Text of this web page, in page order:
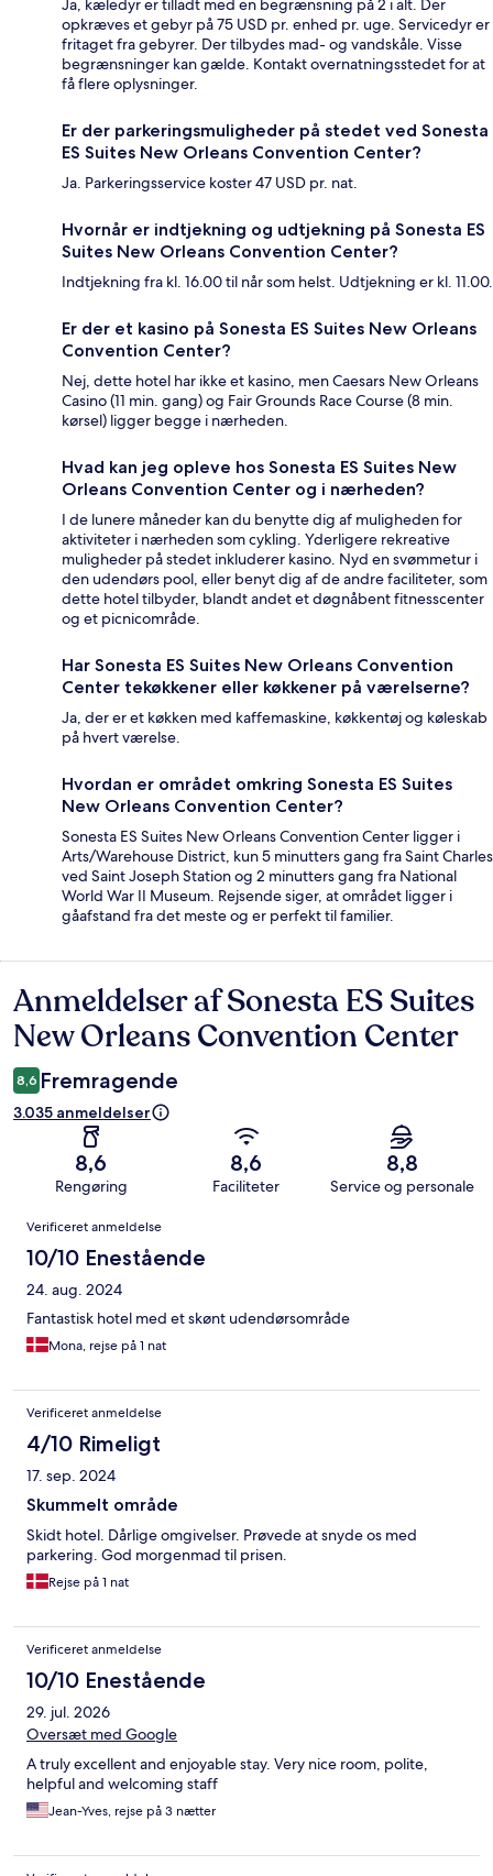
Ja, kæledyr er tilladt med en begrænsning på 2 i alt. Der
opkræves et gebyr på 75 USD pr. enhed pr. uge. Servicedyr er
fritaget fra gebyrer. Der tilbydes mad- og vandskåle. Visse
begrænsninger kan gælde. Kontakt overnatningsstedet for at
få flere oplysninger.
Er der parkeringsmuligheder på stedet ved Sonesta
ES Suites New Orleans Convention Center?
Ja. Parkeringsservice koster 47 USD pr. nat.
Hvornår er indtjekning og udtjekning på Sonesta ES
Suites New Orleans Convention Center?
Indtjekning fra kl. 16.00 til når som helst. Udtjekning er kl. 11.00.
Er der et kasino på Sonesta ES Suites New Orleans
Convention Center?
Nej, dette hotel har ikke et kasino, men Caesars New Orleans
Casino (11 min. gang) og Fair Grounds Race Course (8 min.
kørsel) ligger begge i nærheden.
Hvad kan jeg opleve hos Sonesta ES Suites New
Orleans Convention Center og i nærheden?
I de lunere måneder kan du benytte dig af muligheden for
aktiviteter i nærheden som cykling. Yderligere rekreative
muligheder på stedet inkluderer kasino. Nyd en svømmetur i
den udendørs pool, eller benyt dig af de andre faciliteter, som
dette hotel tilbyder, blandt andet et døgnåbent fitnesscenter
og et picnicområde.
Har Sonesta ES Suites New Orleans Convention
Center tekøkkener eller køkkener på værelserne?
Ja, der er et køkken med kaffemaskine, køkkentøj og køleskab
på hvert værelse.
Hvordan er området omkring Sonesta ES Suites
New Orleans Convention Center?
Sonesta ES Suites New Orleans Convention Center ligger i
Arts/Warehouse District, kun 5 minutters gang fra Saint Charles
ved Saint Joseph Station og 2 minutters gang fra National
World War II Museum. Rejsende siger, at området ligger i
gåafstand fra det meste og er perfekt til familier.
Anmeldelser
Anmeldelser af Sonesta ES Suites
New Orleans Convention Center
8,6 Fremragende
3.035 anmeldelser
8,6
Rengøring
8,6
Faciliteter
8,8
Service og personale
Anmeldelser
Verificeret anmeldelse
10/10 Enestående
24. aug. 2024
Fantastisk hotel med et skønt udendørsområde
Mona, rejse på 1 nat
Verificeret anmeldelse
4/10 Rimeligt
17. sep. 2024
Skummelt område
Skidt hotel. Dårlige omgivelser. Prøvede at snyde os med
parkering. God morgenmad til prisen.
Rejse på 1 nat
Verificeret anmeldelse
10/10 Enestående
29. jul. 2026
Oversæt med Google
A truly excellent and enjoyable stay. Very nice room, polite,
helpful and welcoming staff
Jean-Yves, rejse på 3 nætter